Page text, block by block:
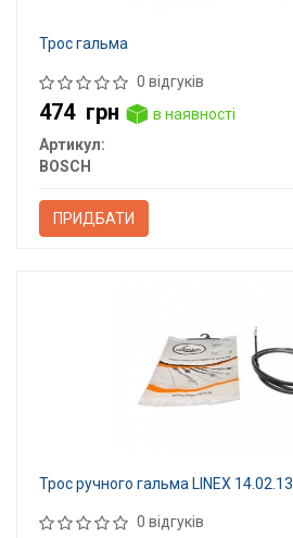
Трос гальма
0 відгуків
474 грн
в наявності
Артикул:
BOSCH
ПРИДБАТИ
Трос ручного гальма LINEX 14.02.13
0 відгуків